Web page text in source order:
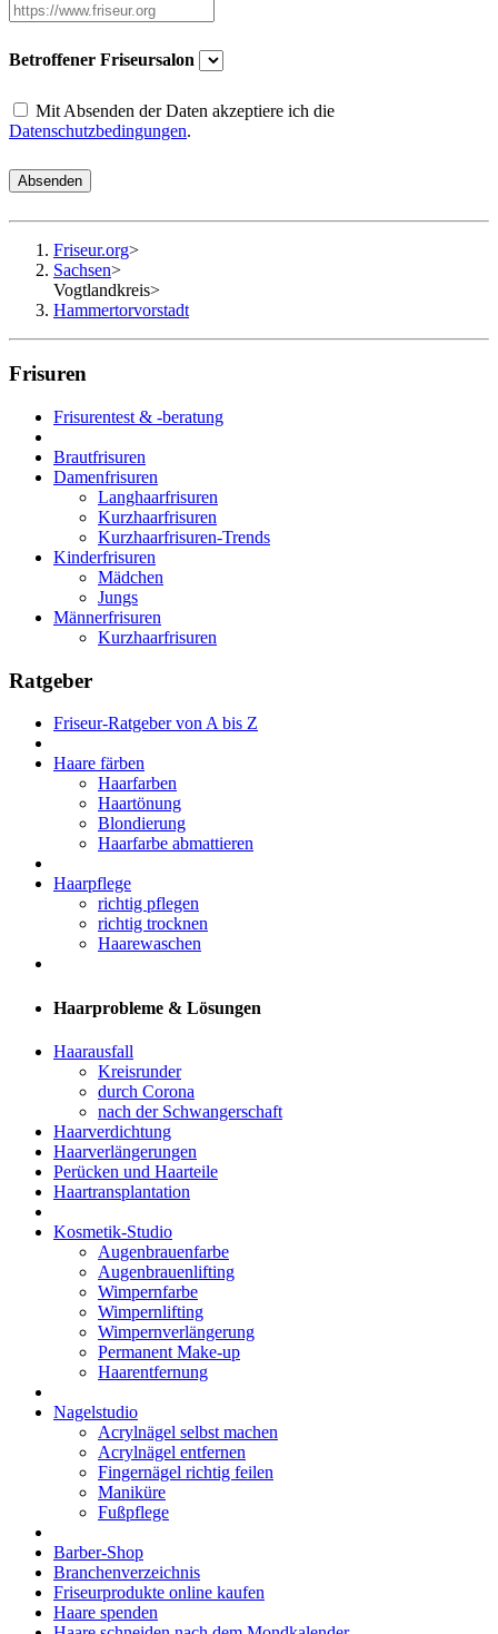
Betroffener Friseursalon
Mit Absenden der Daten akzeptiere ich die
Datenschutzbedingungen.
Absenden
Friseur.org>
Sachsen>
Vogtlandkreis>
Hammertorvorstadt
Frisuren
Frisurentest & -beratung
Brautfrisuren
Damenfrisuren
Langhaarfrisuren
Kurzhaarfrisuren
Kurzhaarfrisuren-Trends
Kinderfrisuren
Mädchen
Jungs
Männerfrisuren
Kurzhaarfrisuren
Ratgeber
Friseur-Ratgeber von A bis Z
Haare färben
Haarfarben
Haartönung
Blondierung
Haarfarbe abmattieren
Haarpflege
richtig pflegen
richtig trocknen
Haarewaschen
Haarprobleme & Lösungen
Haarausfall
Kreisrunder
durch Corona
nach der Schwangerschaft
Haarverdichtung
Haarverlängerungen
Perücken und Haarteile
Haartransplantation
Kosmetik-Studio
Augenbrauenfarbe
Augenbrauenlifting
Wimpernfarbe
Wimpernlifting
Wimpernverlängerung
Permanent Make-up
Haarentfernung
Nagelstudio
Acrylnägel selbst machen
Acrylnägel entfernen
Fingernägel richtig feilen
Maniküre
Fußpflege
Barber-Shop
Branchenverzeichnis
Friseurprodukte online kaufen
Haare spenden